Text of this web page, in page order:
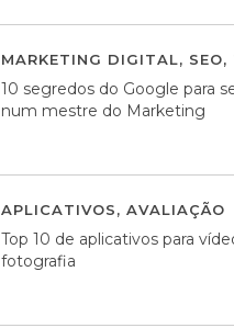
MARKETING DIGITAL, SEO,
10 segredos do Google para
num mestre do Marketing
APLICATIVOS, AVALIAÇÃO
Top 10 de aplicativos para
fotografia